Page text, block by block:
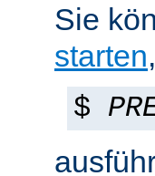
Sie
starten
$